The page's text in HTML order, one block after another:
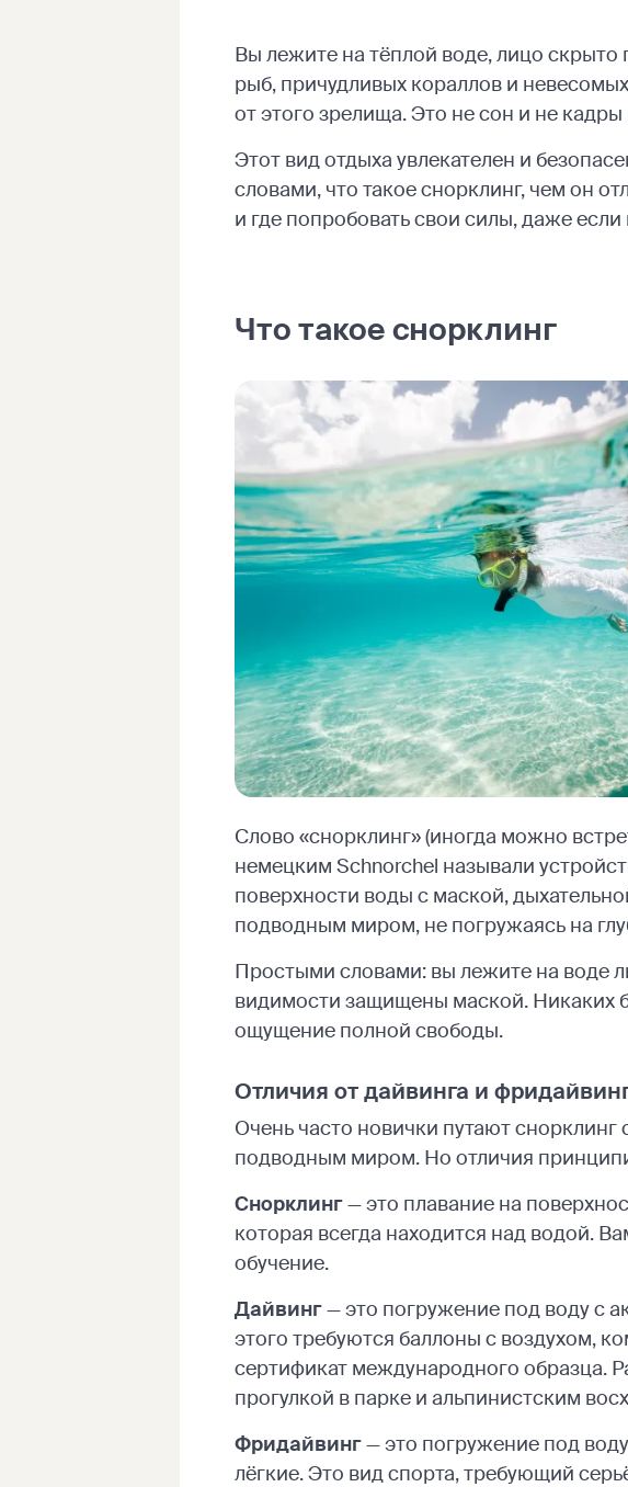
Вы лежите на тёплой воде, лицо
рыб, причудливых кораллов и
от этого зрелища. Это не сон и не
Этот вид отдыха увлекателен и
словами, что такое снорклинг, чем он
и где попробовать свои силы, даже
Что такое снорклинг
Слово «снорклинг» (иногда можно
немецким Schnorchel называли
поверхности воды с маской,
подводным миром, не погружаясь на
Простыми словами: вы лежите на воде
видимости защищены маской. Никаких
ощущение полной свободы.
Отличия от дайвинга и
Очень часто новички путают
подводным миром. Но отличия
Снорклинг— это плавание на
которая всегда находится над водой.
обучение.
Дайвинг— это погружение под воду с
этого требуются баллоны с воздухом,
сертификат международного образца.
прогулкой в парке и альпинистским
Фридайвинг— это погружение под
лёгкие. Это вид спорта, требующий